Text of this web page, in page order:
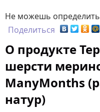
Не можешь
Поделиться
О продукте
шерсти
ManyMonths
натур)